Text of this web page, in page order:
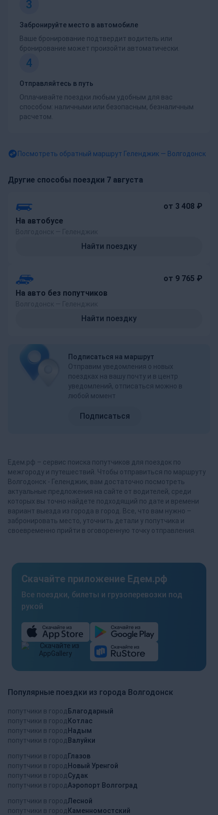
3
Забронируйте место в автомобиле
Ваше бронирование подтвердит водитель или
бронирование может произойти автоматически.
4
Отправляйтесь в путь
Оплачивайте поездки любым удобным для вас
способом: наличными или безопасным, безналичным
расчетом.
Посмотреть обратный маршрут Геленджик — Волгодонск
Другие способы поездки 7 августа
На автобусе
от 3 408 ₽
Найти поездку
На авто без попутчиков
от 9 765 ₽
Найти поездку
Подписаться на маршрут
Отправим уведомления о новых
поездках на вашу почту и в центр
уведомлений, отписаться можно в
любой момент
Подписаться
Едем.рф – сервис поиска попутчиков для поездок по
межгороду и путешествий. Чтобы отправиться по маршруту
Волгодонск - Геленджик, вам достаточно посмотреть
актуальные предложения на сайте от водителей, среди
которых вы точно найдете подходящий по дате и времени
вариант выезда из города в город. Все, что вам нужно –
забронировать место, уточнить детали у попутчика и
своевременно прийти в оговоренную точку отправления.
Скачайте приложение Едем.рф
Все поездки, билеты и грузоперевозки под
рукой
Популярные поездки из города Волгодонск
попутчики в город Благодарный
попутчики в город Котлас
попутчики в город Надым
попутчики в город Валуйки
попутчики в город Глазов
попутчики в город Новый Уренгой
попутчики в городСудак
попутчики в городАэропорт Волгоград
попутчики в городЛесной
попутчики в город Каменномостский